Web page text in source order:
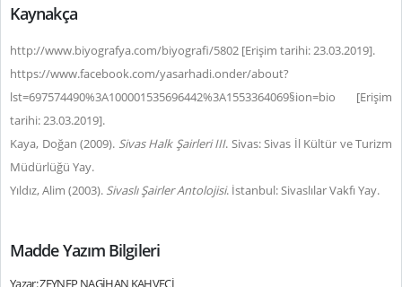
Kaynakça
http://www.biyografya.com/biyografi/5802 [Erişim tarihi: 23.03.2019].
https://www.facebook.com/yasarhadi.onder/about?
lst=697574490%3A100001535696442%3A1553364069§ion=bio [Erişim
tarihi: 23.03.2019].
Kaya, Doğan (2009). Sivas Halk Şairleri III. Sivas: Sivas İl Kültür ve Turizm
Müdürlüğü Yay.
Yıldız, Alim (2003). Sivaslı Şairler Antolojisi. İstanbul: Sivaslılar Vakfı Yay.
Madde Yazım Bilgileri
Yazar: ZEYNEP NAGİHAN KAHVECİ